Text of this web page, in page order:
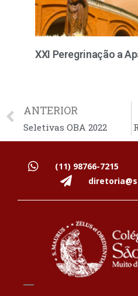
XXI Peregrinação a
ANTERIOR
Seletivas OBA 2022
(11) 98766-7215